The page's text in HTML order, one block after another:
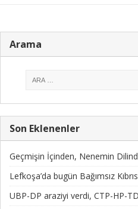
Arama
Son Eklenenler
Geçmişin İçinden, Nenemin
Lefkoşa’da bugün Bağımsız
UBP-DP araziyi verdi, CTP-HP-